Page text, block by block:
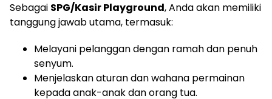
Sebagai SPG/Kasir Playground, Anda akan memiliki
tanggung jawab utama, termasuk:
Melayani pelanggan dengan ramah dan penuh
senyum.
Menjelaskan aturan dan wahana permainan
kepada anak-anak dan orang tua.